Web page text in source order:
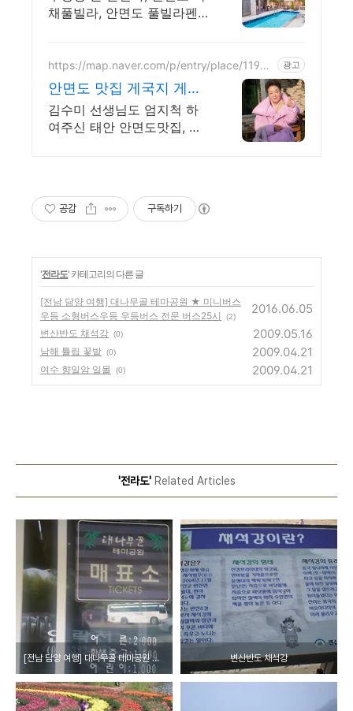
채풀빌라, 안면도 풀빌라펜
https://map.naver.com/p/entry/place/11988
광고
안면도 맛집 게국지 게장
이 특별한집
김수미 선생님도 엄지척 하
여주신 태안 안면도맛집, 게
공감 구독하기
'전라도' 카테고리의 다른 글
[전남 담양 여행] 대나무골 테마공원 ★ 미니버스
우등 소형버스우등 우등버스 전문 버스25시
(2)
2016.06.05
변산반도 채석강 (0) 2009.05.16
남해 튤립 꽃밭 (0) 2009.04.21
여수 향일암 일몰 (0) 2009.04.21
'전라도'Related Articles
[전남 담양 여행] 대나무골 테마공원 ★ 미니버스우등 소형버스우등 우등버스 전문 버스25시 변산반도 채석강